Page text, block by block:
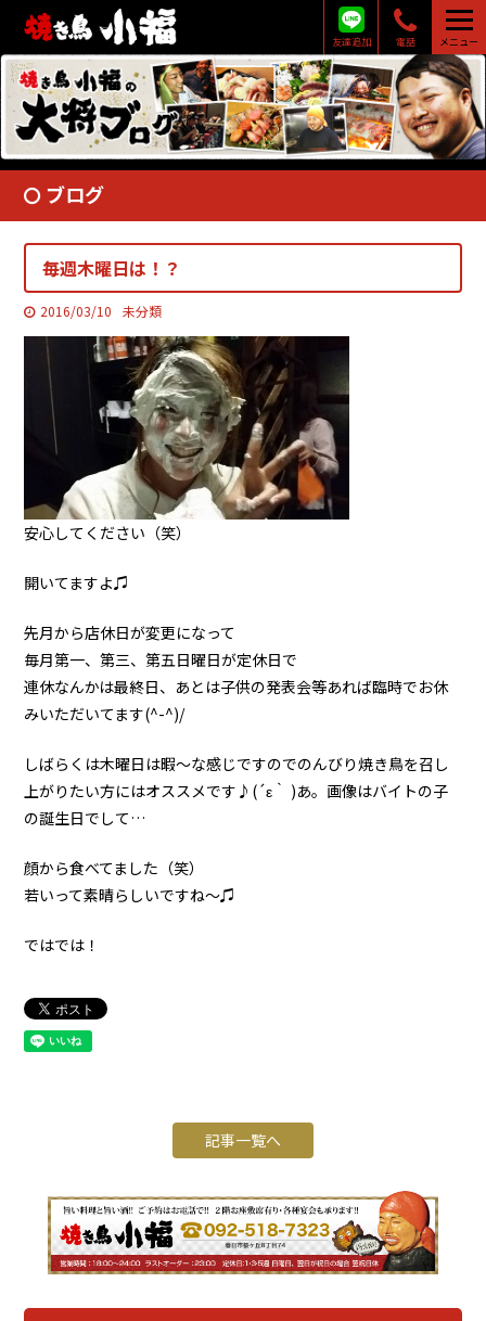
友達追加 電話 メニュー
ブログ
毎週木曜日は！？
2016/03/10 未分類
安心してください（笑）
開いてますよ♫
先月から店休日が変更になって
毎月第一、第三、第五日曜日が定休日で
連休なんかは最終日、あとは子供の発表会等あれば臨時でお休
みいただいてます(^-^)/
しばらくは木曜日は暇〜な感じですのでのんびり焼き鳥を召し
上がりたい方にはオススメです♪(´ε｀ )あ。画像はバイトの子
の誕生日でして…
顔から食べてました（笑）
若いって素晴らしいですね〜♫
ではでは！
記事一覧へ